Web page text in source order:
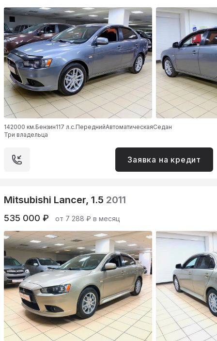
142000 км.Бензин117 л.с.ПереднийАвтоматическаяСедан
Три владельца
Заявка на кредит
Mitsubishi Lancer, 1.5 2011
535 000 ₽ от 7 288 ₽ в месяц